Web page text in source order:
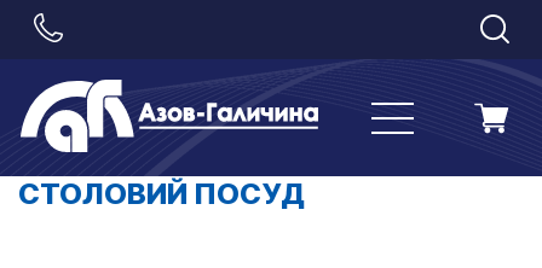
СТОЛОВИЙ ПОСУД